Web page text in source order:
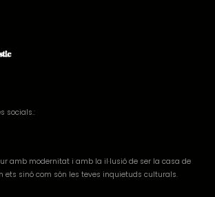
socials.:
amb modernitat i amb la il·lusió de ser la casa de
ets sinó com són les teves inquietuds culturals.